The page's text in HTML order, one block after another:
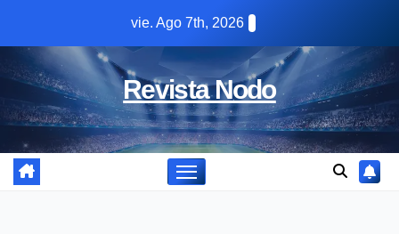
content
vie. Ago 7th, 2026
Revista Nodo